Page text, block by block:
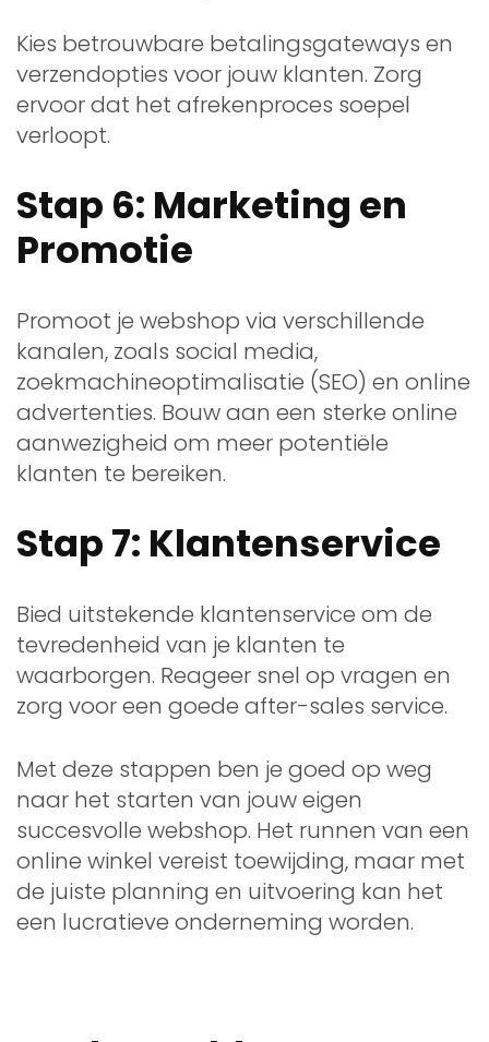
Kies betrouwbare betalingsgateways en
verzendopties voor jouw klanten. Zorg
ervoor dat het afrekenproces soepel
verloopt.
Stap 6: Marketing en
Promotie
Promoot je webshop via verschillende
kanalen, zoals social media,
zoekmachineoptimalisatie (SEO) en online
advertenties. Bouw aan een sterke online
aanwezigheid om meer potentiële
klanten te bereiken.
Stap 7: Klantenservice
Bied uitstekende klantenservice om de
tevredenheid van je klanten te
waarborgen. Reageer snel op vragen en
zorg voor een goede after-sales service.
Met deze stappen ben je goed op weg
naar het starten van jouw eigen
succesvolle webshop. Het runnen van een
online winkel vereist toewijding, maar met
de juiste planning en uitvoering kan het
een lucratieve onderneming worden.